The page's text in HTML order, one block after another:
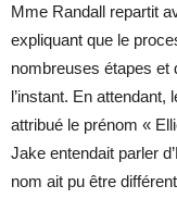
Mme Randall repartit
expliquant que le
nombreuses étapes et
l’instant. En attendant,
attribué le prénom «
Jake entendait parler
nom ait pu être